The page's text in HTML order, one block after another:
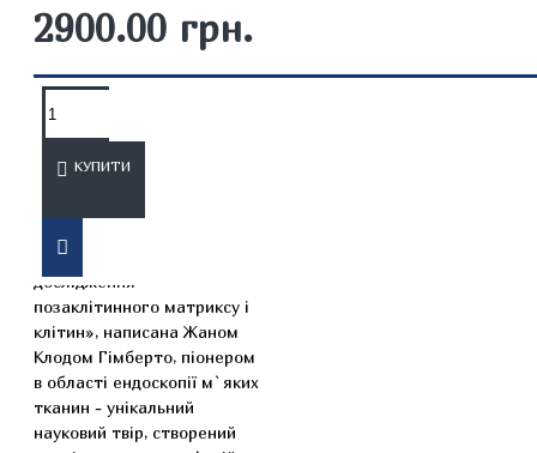
2900.00 грн.
КУПИТИ
ОПИС
фасції людини. Ендоскопічні
дослідження
позаклітинного матриксу і
клітин», написана Жаном
Клодом Гімберто, піонером
в області ендоскопії м`яких
тканин - унікальний
науковий твір, створений